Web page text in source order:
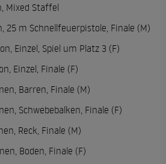
Mixed Staffel
25 m Schnellfeuerpistole, Finale (M)
Einzel, Spiel um Platz 3 (F)
Einzel, Finale (F)
Barren, Finale (M)
Schwebebalken, Finale (F)
Reck, Finale (M)
Boden, Finale (F)